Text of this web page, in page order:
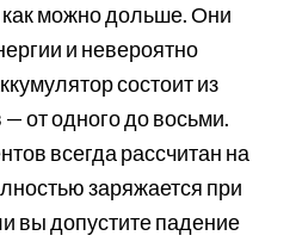
как можно дольше. Они
и невероятно
состоит из
от одного до восьми.
всегда рассчитан на
заряжается при
вы допустите падение